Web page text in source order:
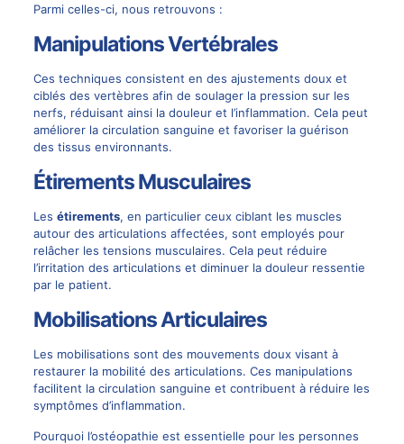
Parmi celles-ci, nous retrouvons :
Manipulations Vertébrales
Ces techniques consistent en des ajustements doux et
ciblés des vertèbres afin de soulager la pression sur les
nerfs, réduisant ainsi la douleur et l’inflammation. Cela peut
améliorer la circulation sanguine et favoriser la guérison
des tissus environnants.
Étirements Musculaires
Les étirements, en particulier ceux ciblant les muscles
autour des articulations affectées, sont employés pour
relâcher les tensions musculaires. Cela peut réduire
l’irritation des articulations et diminuer la douleur ressentie
par le patient.
Mobilisations Articulaires
Les mobilisations sont des mouvements doux visant à
restaurer la mobilité des articulations. Ces manipulations
facilitent la circulation sanguine et contribuent à réduire les
symptômes d’inflammation.
Pourquoi l’ostéopathie est essentielle pour les personnes